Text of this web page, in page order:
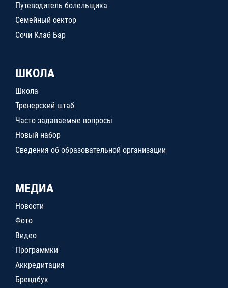
Путеводитель болельщика
Семейный сектор
Сочи Клаб Бар
ШКОЛА
Школа
Тренерский штаб
Часто задаваемые вопросы
Новый набор
Сведения об образовательной организации
МЕДИА
Новости
Фото
Видео
Программки
Аккредитация
Брендбук